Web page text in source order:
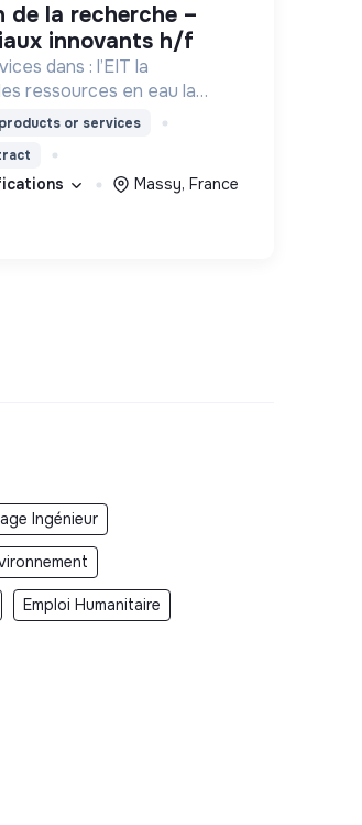
de la recherche –
innovants h/f
dans : l’EIT la
ressources en eau la
inondations l’agriculture
or services
Massy, France
Ingénieur
Emploi Humanitaire